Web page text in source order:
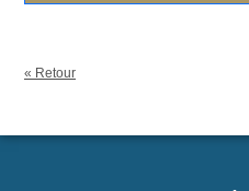
« Retour